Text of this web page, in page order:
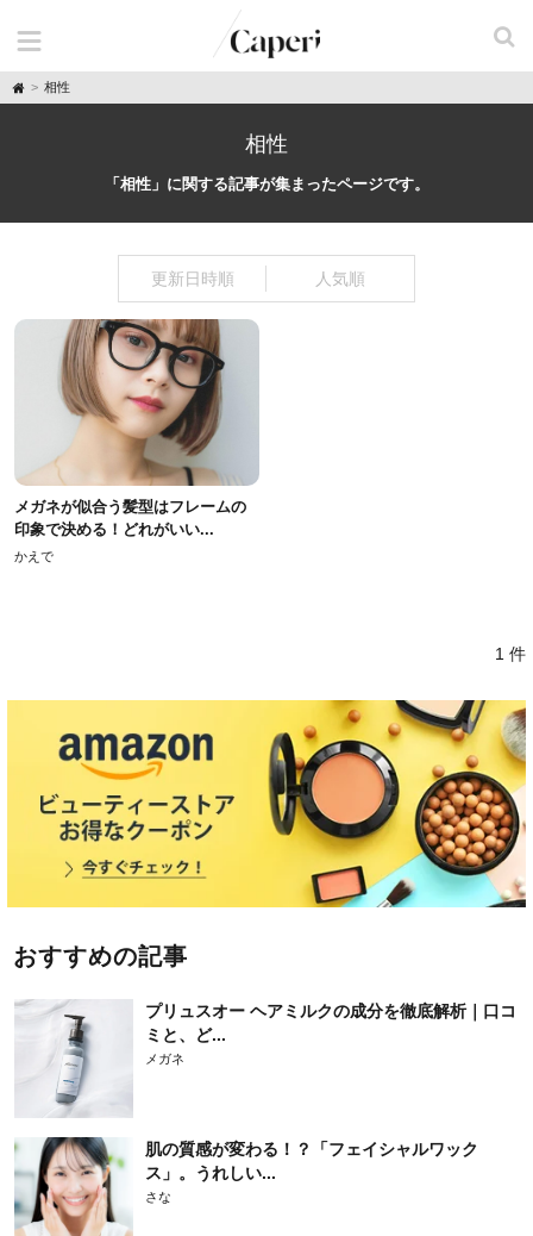
H
o
相性
相性
「相性」に関する記事が集まったページです。
更新日時順 人気順
メガネが似合う髪型はフレームの
印象で決める！どれがいい...
かえで
1 件
おすすめの記事
プリュスオー ヘアミルクの成分を徹底解析｜口コ
ミと、ど...
メガネ
肌の質感が変わる！？「フェイシャルワック
ス」。うれしい...
さな